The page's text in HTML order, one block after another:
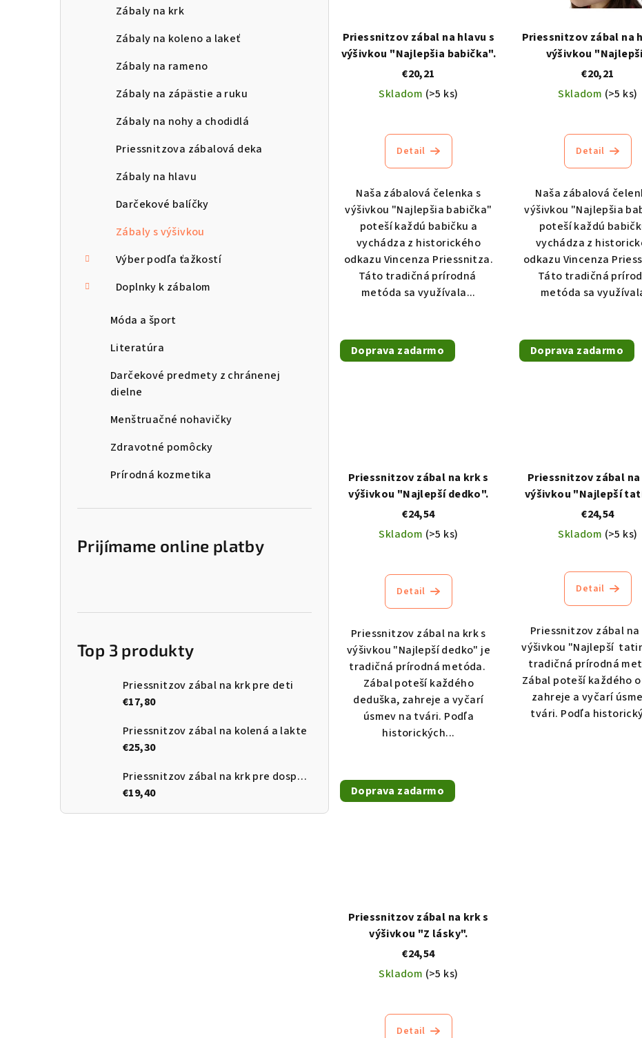
Zábaly na krk
Zábaly na koleno a lakeť
Zábaly na rameno
Zábaly na zápästie a ruku
Zábaly na nohy a chodidlá
Priessnitzova zábalová deka
Zábaly na hlavu
Darčekové balíčky
Zábaly s výšivkou
Výber podľa ťažkostí
Doplnky k zábalom
Móda a šport
Literatúra
Darčekové predmety z chránenej
dielne
Menštruačné nohavičky
Zdravotné pomôcky
Prírodná kozmetika
Prijímame online platby
Top 3 produkty
Priessnitzov zábal na krk pre deti
€17,80
Priessnitzov zábal na kolená a lakte
€25,30
Priessnitzov zábal na krk pre dospelých
€19,40
r
o
v
p
r
o
Priessnitzov zábal na hlavu s
výšivkou "Najlepšia babička".
€20,21
Skladom (>5 ks)
produktu
z
5
hviezdičiek.
Detail
Naša zábalová čelenka s
výšivkou "Najlepšia babička"
poteší každú babičku a
vychádza z historického
odkazu Vincenza Priessnitza.
Táto tradičná prírodná
metóda sa využívala...
Priessnitzov zábal na
výšivkou
maminka".
€20,21
Skladom (>5 ks)
produktu
z
5
Detail
Naša zábalová
výšivkou "Najlepšia
poteší každú
vychádza z
odkazu Vincenza
Táto tradičná
metóda sa
Doprava zadarmo
Priessnitzov zábal na krk s
výšivkou "Najlepší dedko".
€24,54
Skladom (>5 ks)
produktu
z
5
hviezdičiek.
Detail
Priessnitzov zábal na krk s
výšivkou "Najlepší dedko" je
tradičná prírodná metóda.
Zábal poteší každého
deduška, zahreje a vyčarí
úsmev na tvári. Podľa
historických...
Doprava zadarmo
Priessnitzov zábal na
výšivkou "Najlepší
€24,54
Skladom (>5 ks)
Detail
Priessnitzov zábal na
výšivkou "Najlepší
tradičná prírodná
Zábal poteší každého
zahreje a vyčarí
tvári. Podľa
Doprava zadarmo
Priessnitzov zábal na krk s
výšivkou "Z lásky".
€24,54
Skladom (>5 ks)
produktu
Detail